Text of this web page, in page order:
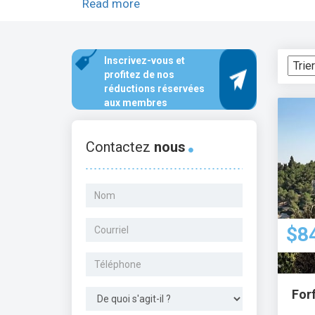
participants pourront passer du temps à
nous occupons des détails et vous profitez
Read more
Inscrivez-vous et
profitez de nos
réductions réservées
aux membres
Contactez nous